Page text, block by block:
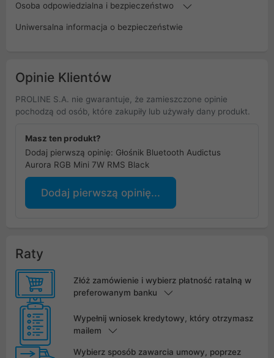
Osoba odpowiedzialna i bezpieczeństwo
Uniwersalna informacja o bezpieczeństwie
Opinie Klientów
PROLINE S.A. nie gwarantuje, że zamieszczone opinie
pochodzą od osób, które zakupiły lub używały dany produkt.
Masz ten produkt?
Dodaj pierwszą opinię: Głośnik Bluetooth Audictus
Aurora RGB Mini 7W RMS Black
Dodaj pierwszą opinię...
Raty
Złóż zamówienie i wybierz płatność ratalną w
preferowanym banku
Wypełnij wniosek kredytowy, który otrzymasz
mailem
Wybierz sposób zawarcia umowy, poprzez